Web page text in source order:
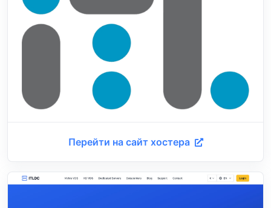
Перейти на сайт хостера